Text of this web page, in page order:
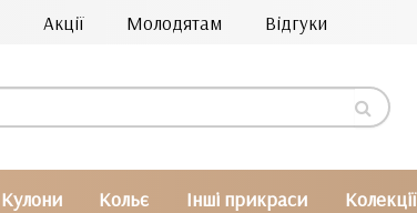
Акції Молодятам Відгуки
Кулони Кольє Інші прикраси Колекції